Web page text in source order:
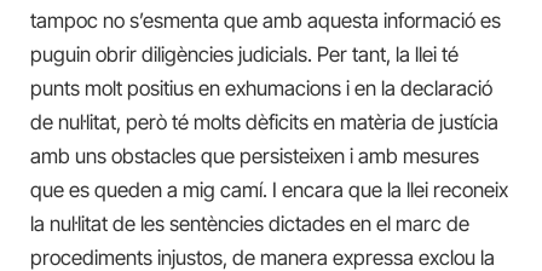
tampoc no s’esmenta que amb aquesta informació es
puguin obrir diligències judicials. Per tant, la llei té
punts molt positius en exhumacions i en la declaració
de nul·litat, però té molts dèficits en matèria de justícia
amb uns obstacles que persisteixen i amb mesures
que es queden a mig camí. I encara que la llei reconeix
la nul·litat de les sentències dictades en el marc de
procediments injustos, de manera expressa exclou la